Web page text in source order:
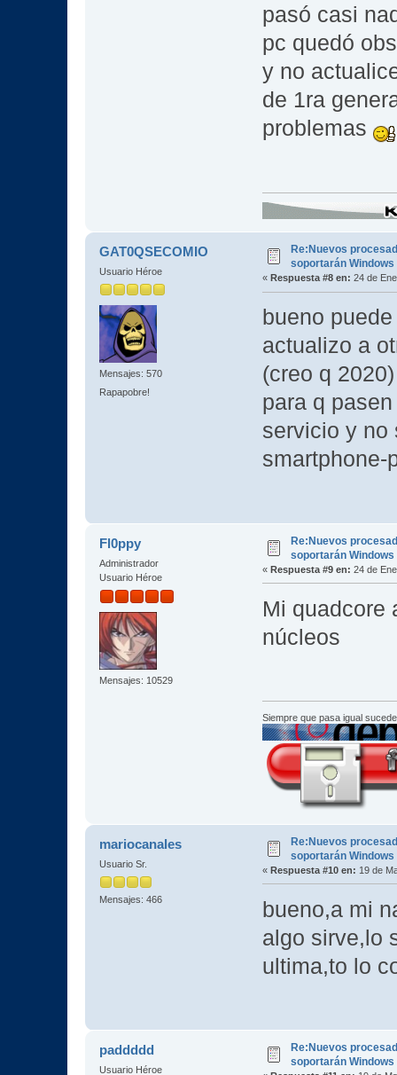
pasó casi
pc quedó
y no
de 1ra
problemas
GAT0QSECOMIO
Usuario Héroe
Mensajes: 570
Rapapobre!
Re:Nuevos
soportarán Windows
« Respuesta #8 en: 24 de
bueno
actualizo a
(creo q
para q
servicio y no
smartphone-
Fl0ppy
Administrador
Usuario Héroe
Mensajes: 10529
Re:Nuevos
soportarán Windows
« Respuesta #9 en: 24 de
Mi quadcore
núcleos
Siempre que pasa igual
mariocanales
Usuario Sr.
Mensajes: 466
Re:Nuevos
soportarán Windows
« Respuesta #10 en: 19 de
bueno,a mi
algo sirve,lo
ultima,to lo
paddddd
Usuario Héroe
Re:Nuevos
soportarán Windows